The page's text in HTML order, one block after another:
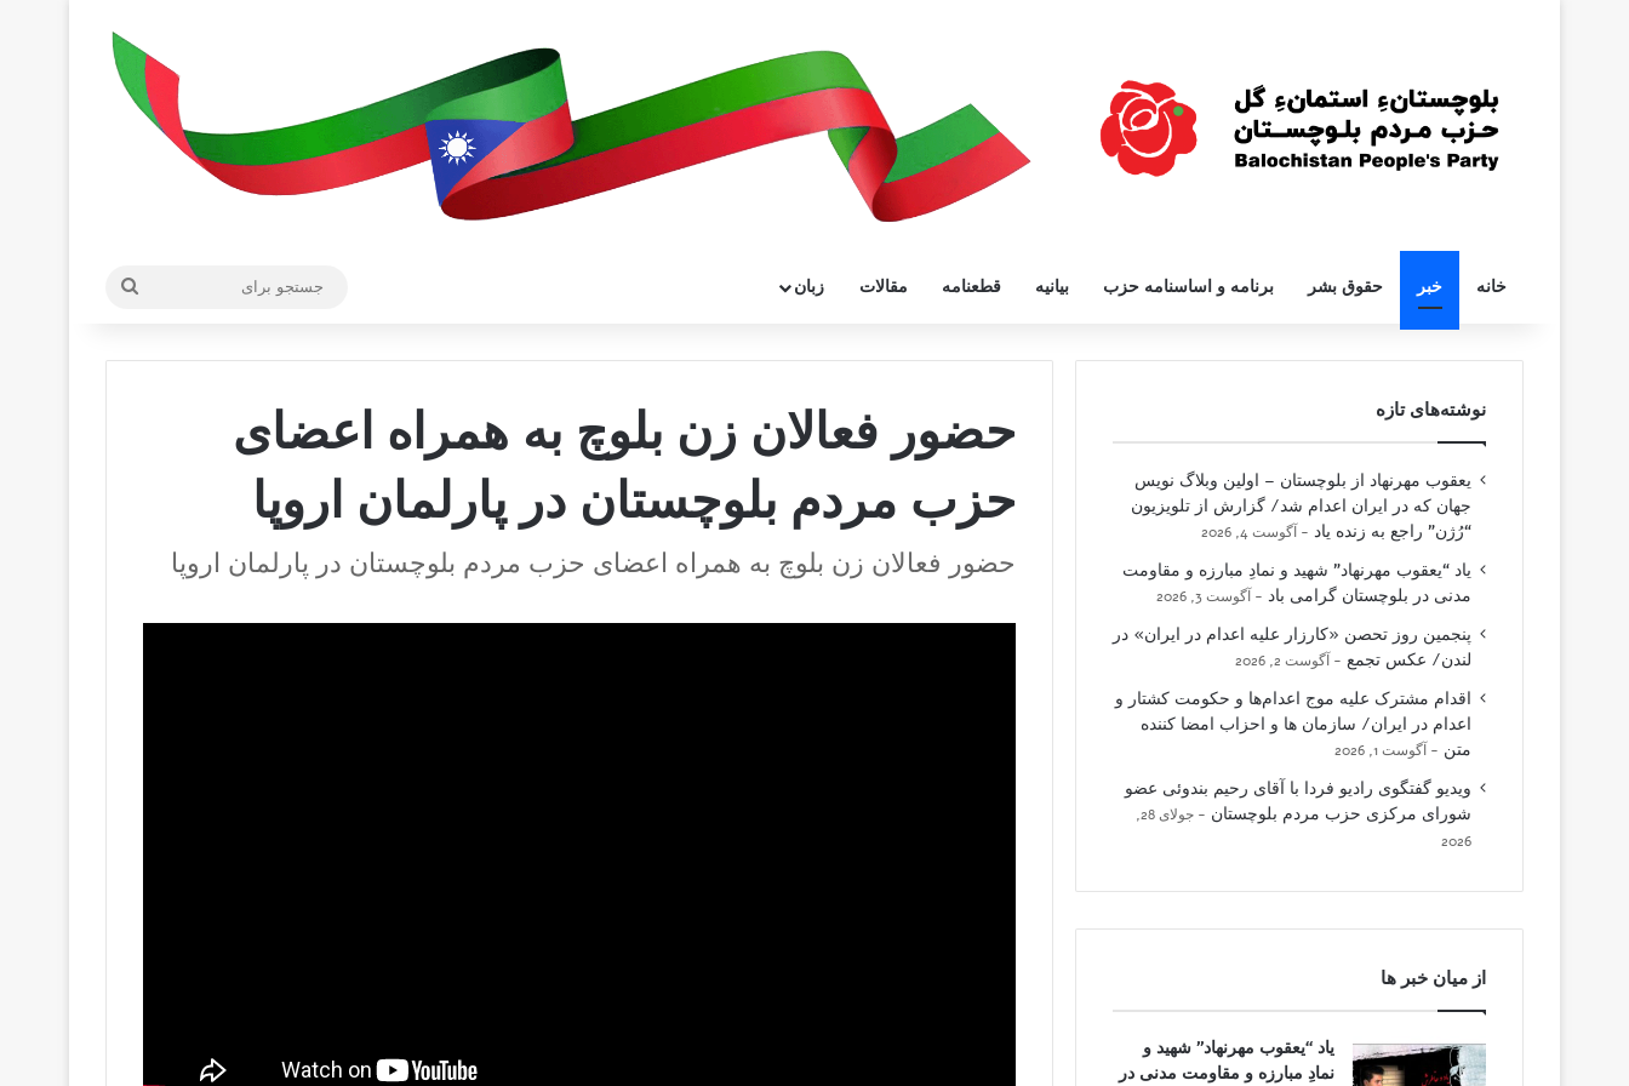
خانه خبر حقوق بشر برنامه و اساسنامه حزب بیانیه قطعنامه مقالات زبان
حضور فعالان زن بلوچ به همراه اعضای
حزب مردم بلوچستان در پارلمان اروپا
حضور فعالان زن بلوچ به همراه اعضای حزب مردم بلوچستان در پارلمان اروپا
نوشته‌های تازه
یعقوب مهرنهاد از بلوچستان – اولین وبلاگ نویس
جهان که در ایران اعدام شد/ گزارش از تلویزیون
“رُژن” راجع به زنده یاد
آگوست 4, 2026
یاد “یعقوب مهرنهاد” شهید و نمادِ مبارزه و مقاومت
مدنی در بلوچستان گرامی باد
آگوست 3, 2026
پنجمین روز تحصن «کارزار علیه اعدام در ایران» در
لندن/ عکس تجمع
آگوست 2, 2026
اقدام مشترک علیه موج اعدام‌ها و حکومت کشتار و
اعدام در ایران/ سازمان ها و احزاب امضا کننده
متن
آگوست 1, 2026
ویدیو گفتگوی رادیو فردا با آقای رحیم بندوئی عضو
شورای مرکزی حزب مردم بلوچستان
جولای 28,
2026
از میان خبر ها
یاد “یعقوب مهرنهاد” شهید و
نمادِ مبارزه و مقاومت مدنی در